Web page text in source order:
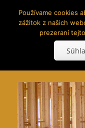
Search
Používame cookies
zážitok z našich
prezeraní